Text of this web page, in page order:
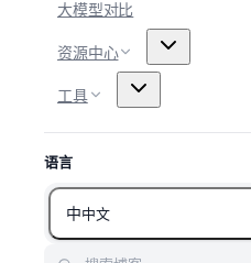
大模型对比
资源中心
工具
语言
中中文